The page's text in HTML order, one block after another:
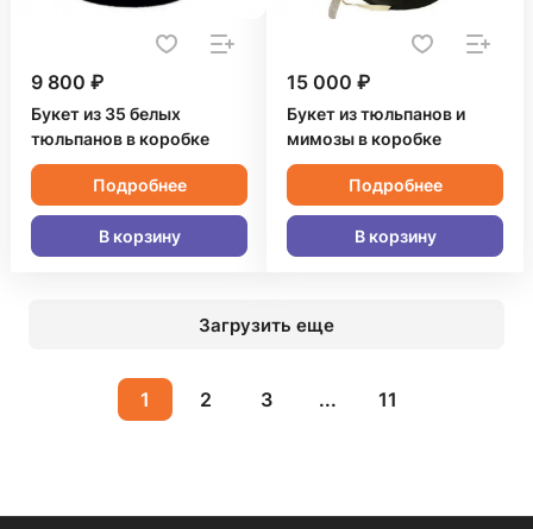
9 800 ₽
Букет из 35 белых
тюльпанов в коробке
Подробнее
В корзину
15 000 ₽
Букет из тюльпанов и
мимозы в коробке
Подробнее
В корзину
Загрузить еще
1 2 3 ... 11